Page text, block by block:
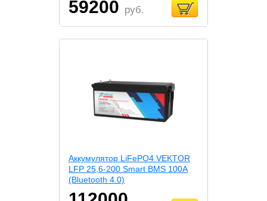
59200 руб.
Аккумулятор LiFePO4 VEKTOR
LFP 25,6-200 Smart BMS 100A
(Bluetooth 4.0)